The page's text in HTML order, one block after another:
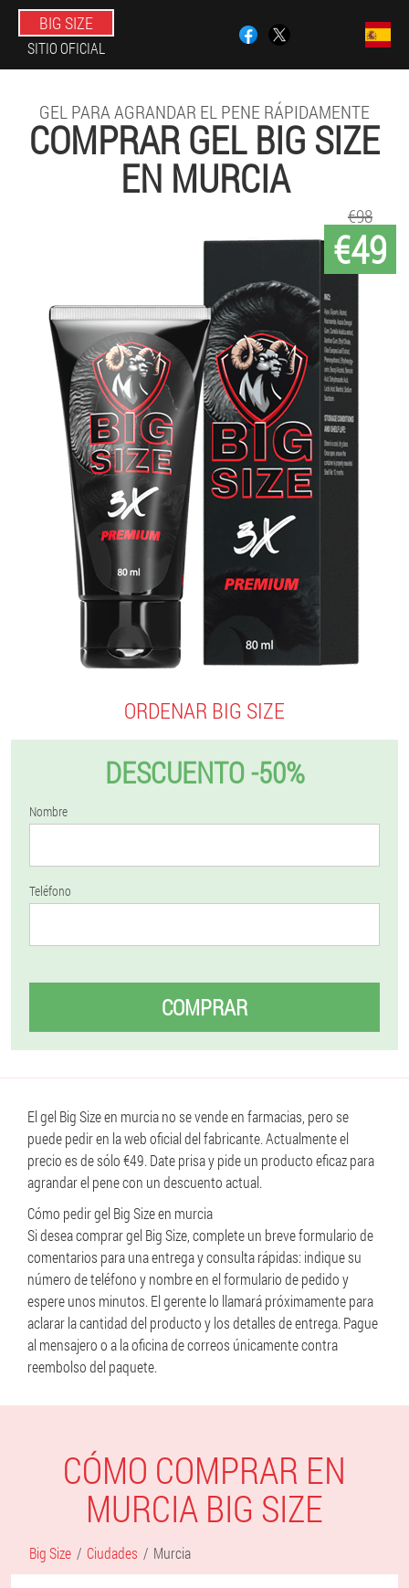
BIG SIZE
SITIO OFICIAL
GEL PARA AGRANDAR EL PENE RÁPIDAMENTE
COMPRAR GEL BIG SIZE
EN MURCIA
€49
€98
ORDENAR BIG SIZE
DESCUENTO -50%
Nombre
Teléfono
COMPRAR
El gel Big Size en murcia no se vende en farmacias, pero se
puede pedir en la web oficial del fabricante. Actualmente el
precio es de sólo €49. Date prisa y pide un producto eficaz para
agrandar el pene con un descuento actual.
Cómo pedir gel Big Size en murcia
Si desea comprar gel Big Size, complete un breve formulario de
comentarios para una entrega y consulta rápidas: indique su
número de teléfono y nombre en el formulario de pedido y
espere unos minutos. El gerente lo llamará próximamente para
aclarar la cantidad del producto y los detalles de entrega. Pague
al mensajero o a la oficina de correos únicamente contra
reembolso del paquete.
CÓMO COMPRAR EN
MURCIA BIG SIZE
Big Size Ciudades Murcia